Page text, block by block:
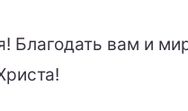
Благодать вам и